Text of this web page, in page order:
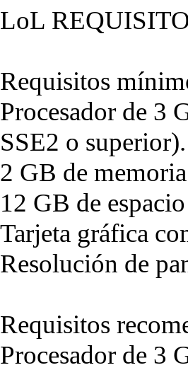
LoL
Requisitos
Procesador de 3
SSE2 o superior).
2 GB de
12 GB de
Tarjeta gráfica
Resolución de
Requisitos
Procesador de 3